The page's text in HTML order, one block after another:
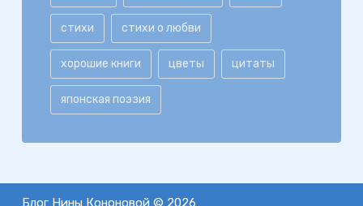
стихи стихи о любви
хорошие книги цветы цитаты
японская поэзия
Блог Нины Кононовой © 2026